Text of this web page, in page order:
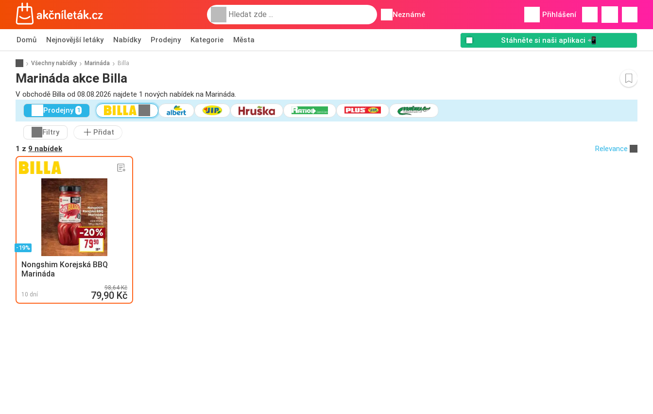
Neznámé Přihlášení
Domů Nejnovější letáky Nabídky Prodejny Kategorie Města Stáhněte si naši aplikaci 📲
Všechny nabídky Marináda Billa
Marináda akce Billa
V obchodě Billa od 08.08.2026 najdete 1 nových nabídek na Marináda.
Prodejny 1
Filtry
Přidat
1 z 9 nabídek Relevance
-19%
Nongshim Korejská BBQ
Marináda
10 dní
98,64 Kč
79,90 Kč